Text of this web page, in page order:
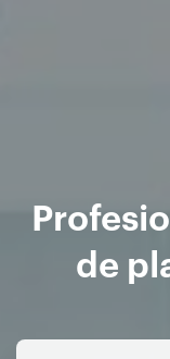
de